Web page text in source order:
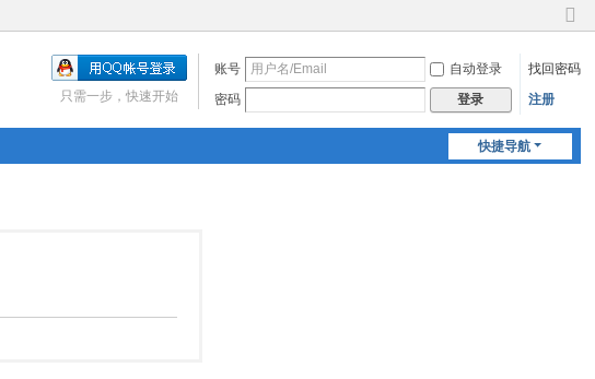
切
到
账号 自动登录
找回密码
密码
登录 注册
只需一步，快速开始
快捷导航